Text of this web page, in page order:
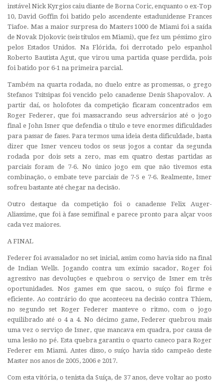
instável Nick Kyrgios caiu diante de Borna Coric, enquanto o ex-Top
10, David Goffin foi batido pelo ascendente estadunidense Frances
Tiafoe. Mas a maior surpresa do Masters 1000 de Miami foi a saída
de Novak Djokovic (seis títulos em Miami), que fez um péssimo giro
pelos Estados Unidos. Na Flórida, foi derrotado pelo espanhol
Roberto Bautista Agut, que virou uma partida quase perdida, pois
foi batido por 6-1 na primeira parcial.
Também na quarta rodada, no duelo entre as promessas, o grego
Stefanos Tsitsipas foi vencido pelo canadense Denis Shapovalov. A
partir daí, os holofotes da competição ficaram concentrados em
Roger Federer, que foi massacrando seus adversários até o jogo
final e John Isner que defendia o título e teve enormes dificuldades
para passar de fases. Para termos uma ideia desta dificuldade, basta
dizer que Isner venceu todos os seus jogos a contar da segunda
rodada por dois sets a zero, mas em quatro destas partidas as
parciais foram de 7-6. No único jogo em que não tivemos esta
combinação, o embate teve parciais de 7-5 e 7-6. Realmente, Isner
sofreu bastante até chegar na decisão.
Outro destaque da competição foi o canadense Felix Auger-
Aliassime, que foi à fase semifinal e parece pronto para alçar voos
cada vez maiores.
A FINAL
Federer foi avassalador no set inicial, assim como havia sido na final
de Indian Wells. Jogando contra um exímio sacador, Roger foi
agressivo nas devoluções e quebrou o serviço de Isner em três
oportunidades. Nos games em que sacou, o suíço foi firme e
eficiente. Ao contrário do que aconteceu na decisão contra Thiem,
no segundo set Roger Federer manteve o ritmo, com o jogo
equilibrado até o 4 a 4. No décimo game, Federer quebrou mais
uma vez o serviço de Isner, que mancava em quadra, por causa de
uma lesão no pé. Esta quebra garantiu o quarto caneco para Roger
Federer em Miami. Antes disso, o suíço havia sido campeão deste
Master nos anos de 2005, 2006 e 2017.
Com esta vitória, o tenista da Suíça, de 37 anos, deve voltar ao posto